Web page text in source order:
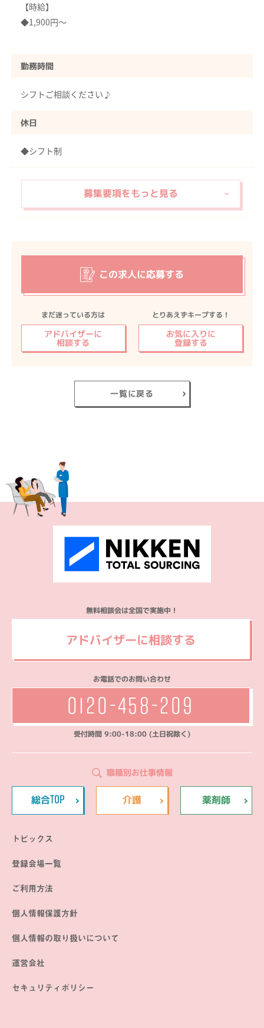
【時給】
◆1,900円～
勤務時間
シフトご相談ください♪
休日
◆シフト制
この求人に応募する
まだ迷っている方は
アドバイザーに
相談する
とりあえずキープする！
お気に入りに
登録する
一覧に戻る
無料相談会は全国で実施中！
アドバイザーに相談する
お電話でのお問い合わせ
0120-458-209
受付時間 9:00-18:00 (土日祝除く)
職種別お仕事情報
総合TOP 介護 薬剤師
トピックス
登録会場一覧
ご利用方法
個人情報保護方針
個人情報の取り扱いについて
運営会社
セキュリティポリシー